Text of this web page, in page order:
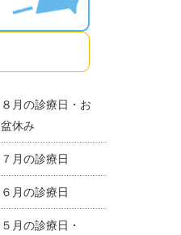
８月の診療日・お
盆休み
７月の診療日
６月の診療日
５月の診療日・